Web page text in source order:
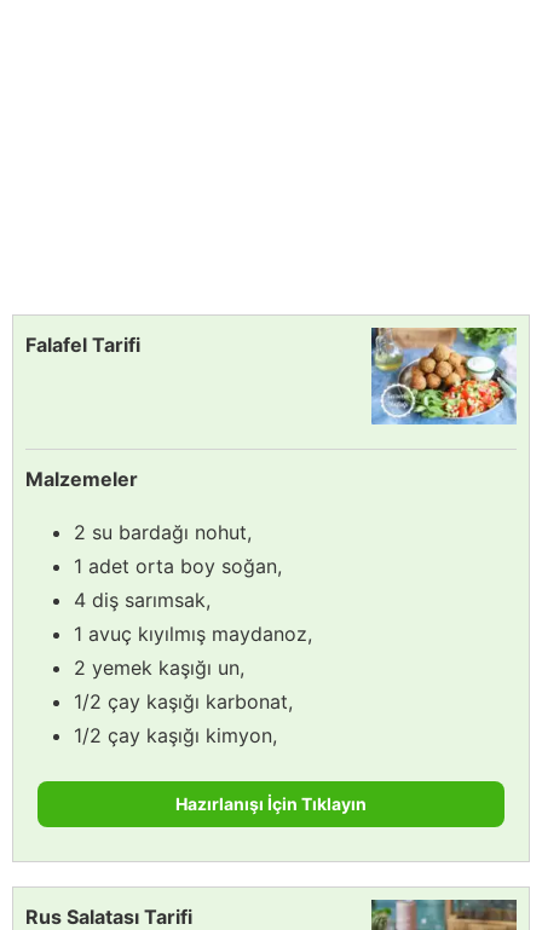
Falafel Tarifi
Malzemeler
2 su bardağı nohut,
1 adet orta boy soğan,
4 diş sarımsak,
1 avuç kıyılmış maydanoz,
2 yemek kaşığı un,
1/2 çay kaşığı karbonat,
1/2 çay kaşığı kimyon,
Hazırlanışı İçin Tıklayın
Rus Salatası Tarifi